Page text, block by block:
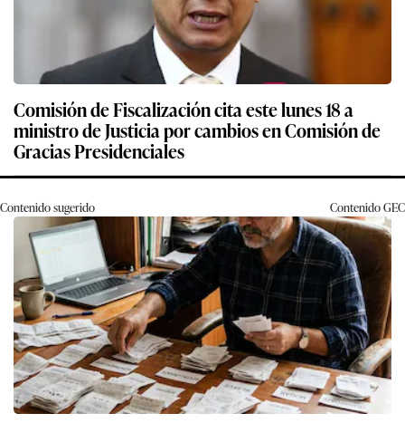
Comisión de Fiscalización cita este lunes 18 a
ministro de Justicia por cambios en Comisión de
Gracias Presidenciales
Contenido sugerido ContenidoGEC